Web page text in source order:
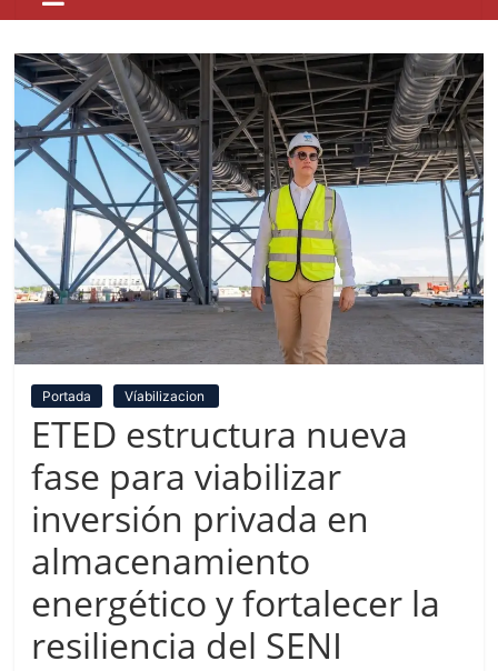
Portada Víabilizacion
ETED estructura nueva
fase para viabilizar
inversión privada en
almacenamiento
energético y fortalecer la
resiliencia del SENI